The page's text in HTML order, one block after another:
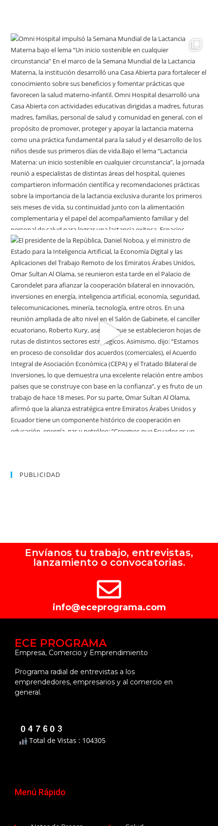
PUBLICIDAD
Envíanos tu trabajo, entrevistas,
lanzamiento o convocatorias.
info@eceprograma.com
ECE PROGRAMA
Empresa, Comercio y Emprendimiento
Programa radial de entrevistas a los
emprendedores, empresarios y al comercio en
general.
Total de Vistas : 104305
Menú Rápido